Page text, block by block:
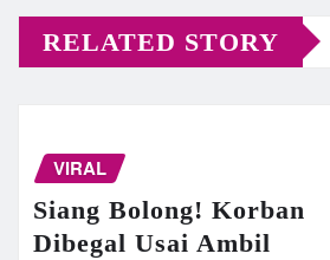
RELATED STORY
VIRAL
Siang Bolong! Korban
Dibegal Usai Ambil